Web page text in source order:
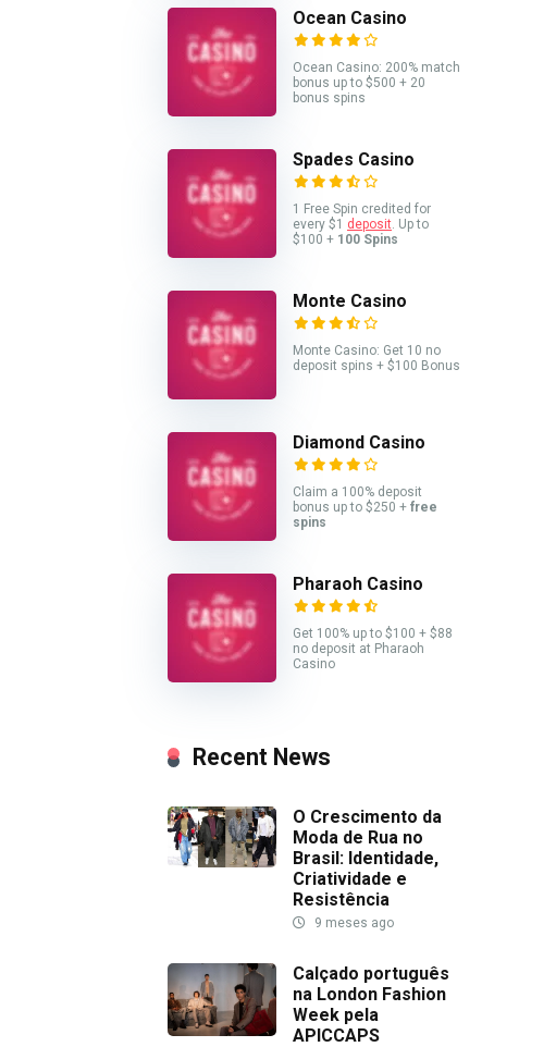
Ocean Casino
Ocean Casino: 200% match
bonus up to $500 + 20
bonus spins
Spades Casino
1 Free Spin credited for
every $1 deposit. Up to
$100 + 100 Spins
Monte Casino
Monte Casino: Get 10 no
deposit spins + $100 Bonus
Diamond Casino
Claim a 100% deposit
bonus up to $250 + free
spins
Pharaoh Casino
Get 100% up to $100 + $88
no deposit at Pharaoh
Casino
Recent News
O Crescimento da
Moda de Rua no
Brasil: Identidade,
Criatividade e
Resistência
9 meses ago
Calçado português
na London Fashion
Week pela
APICCAPS